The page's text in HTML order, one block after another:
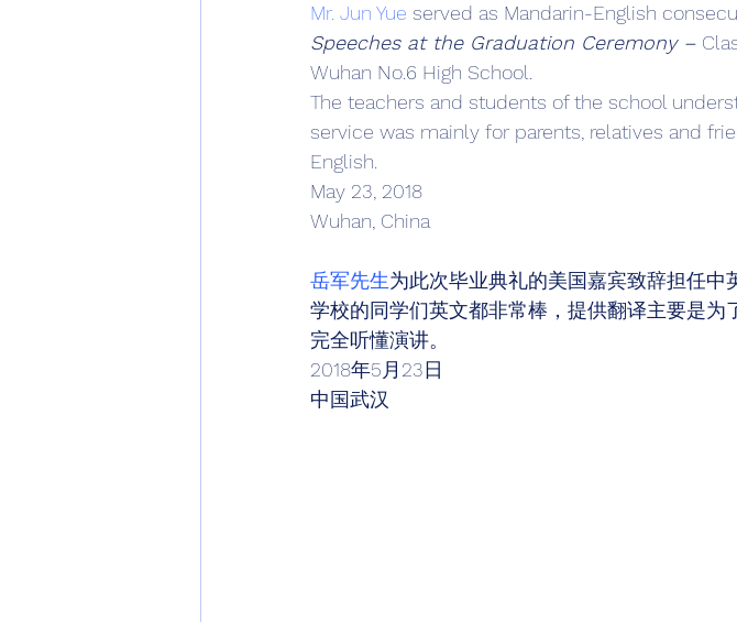
Mr. Jun Yue served as Mandarin-English
Speeches at the Graduation Ceremony –
Wuhan No.6 High School.
The teachers and students of the school
service was mainly for parents, relatives and
English.
May 23, 2018
Wuhan, China
岳军先生为此次毕业典礼的美国嘉宾致辞担任中
学校的同学们英文都非常棒，提供翻译主要是
完全听懂演讲。
2018年5月23日
中国武汉